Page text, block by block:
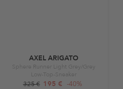
AXEL ARIGATO
Sphere Runner Light Grey/Grey
Low-Top-Sneaker
325 € 195 € -40%